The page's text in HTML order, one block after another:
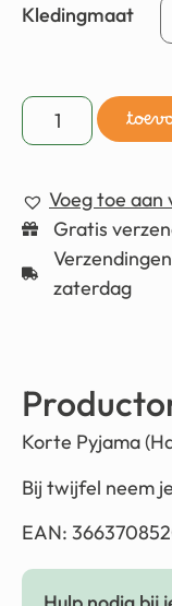
Kledingmaat
Voeg toe aan
Gratis
zaterdag
Korte Pyjama
Bij twijfel neem
EAN: